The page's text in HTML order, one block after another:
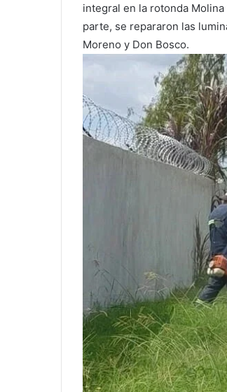
integral en la rotonda
parte, se repararon las
Moreno y Don Bosco.